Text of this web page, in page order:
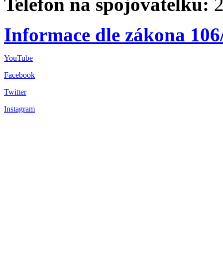
Informace dle zákona
YouTube
Facebook
Twitter
Instagram